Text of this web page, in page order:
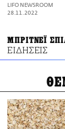
PRINT
LIFO NEWSROOM
28.11.2022
ΜΠΡΙΤΝΕΪ
ΕΙΔΗΣΕΙΣ